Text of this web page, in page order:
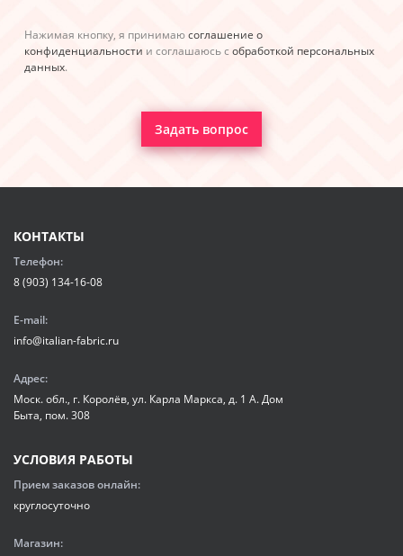
Нажимая кнопку, я принимаюсоглашение о
конфиденциальности и соглашаюсь с обработкой персональных
данных.
Задать вопрос
КОНТАКТЫ
Телефон:
8 (903) 134-16-08
E-mail:
info@italian-fabric.ru
Адрес:
Моск. обл., г. Королёв, ул. Карла Маркса, д. 1 А. Дом
Быта, пом. 308
УСЛОВИЯ РАБОТЫ
Прием заказов онлайн:
круглосуточно
Магазин: